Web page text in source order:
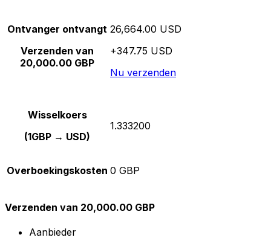
Ontvanger ontvangt
Verzenden van
20,000.00 GBP
26,664.00 USD
+347.75 USD
Nu verzenden
Wisselkoers
(1GBP → USD)
1.333200
Overboekingskosten 0 GBP
Verzenden van 20,000.00 GBP
Aanbieder